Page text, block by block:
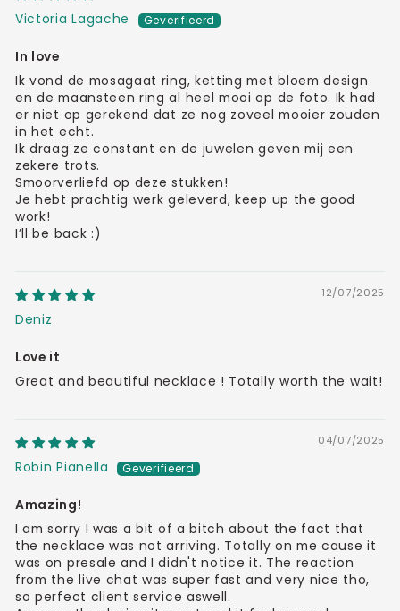
Victoria Lagache
In love
Ik vond de mosagaat ring, ketting met bloem design
en de maansteen ring al heel mooi op de foto. Ik had
er niet op gerekend dat ze nog zoveel mooier zouden
in het echt.
Ik draag ze constant en de juwelen geven mij een
zekere trots.
Smoorverliefd op deze stukken!
Je hebt prachtig werk geleverd, keep up the good
work!
I’ll be back :)
12/07/2025
Deniz
Love it
Great and beautiful necklace ! Totally worth the wait!
04/07/2025
Robin Pianella
Amazing!
I am sorry I was a bit of a bitch about the fact that
the necklace was not arriving. Totally on me cause it
was on presale and I didn't notice it. The reaction
from the live chat was super fast and very nice tho,
so perfect client service aswell.